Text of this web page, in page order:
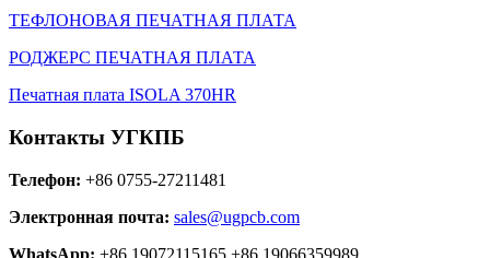
ТЕФЛОНОВАЯ ПЕЧАТНАЯ ПЛАТА
РОДЖЕРС ПЕЧАТНАЯ ПЛАТА
Печатная плата ISOLA 370HR
Контакты УГКПБ
Телефон: +86 0755-27211481
Электронная почта: sales@ugpcb.com
WhatsApp: +86 19072115165 +86 19066359989